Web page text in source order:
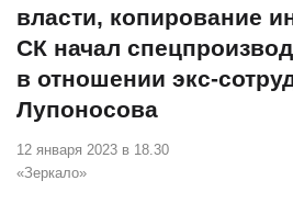
власти, копирование
СК начал
в отношении экс-
Лупоносова
12 января 2023 в 18.30
«Зеркало»